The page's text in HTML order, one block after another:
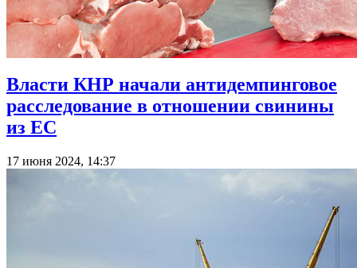
Власти КНР начали антидемпинговое
расследование в отношении свинины
из ЕС
17 июня 2024, 14:37